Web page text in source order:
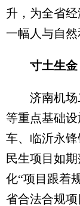
升，为全省
一幅人与自然
寸土生
济南机场
等重点基础
车、临沂永
民生项目如
化“项目跟着
省合法合规项